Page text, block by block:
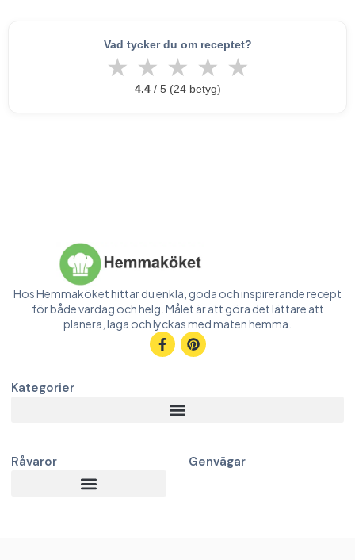
Vad tycker du om receptet?
★ ★ ★ ★ ★
4.4/ 5 (24 betyg)
Hos Hemmaköket hittar du enkla, goda och inspirerande recept
för både vardag och helg. Målet är att göra det lättare att
planera, laga och lyckas med maten hemma.
Kategorier
Råvaror Genvägar